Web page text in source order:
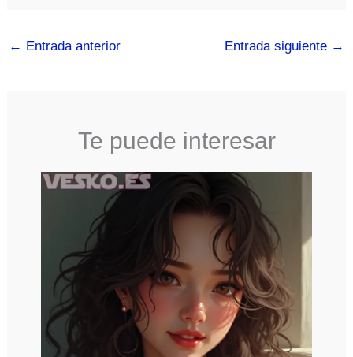
← Entrada anterior Entrada siguiente →
Te puede interesar